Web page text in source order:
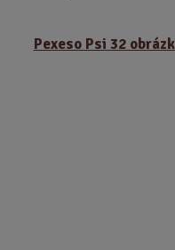
Pexeso Psi 32